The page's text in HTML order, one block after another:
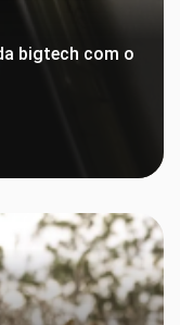
bigtech com o